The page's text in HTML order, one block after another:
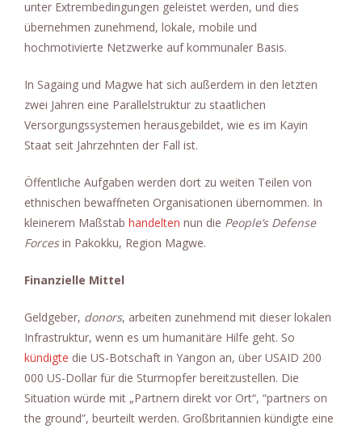
unter Extrembedingungen geleistet werden, und dies
übernehmen zunehmend, lokale, mobile und
hochmotivierte Netzwerke auf kommunaler Basis.
In Sagaing und Magwe hat sich außerdem in den letzten
zwei Jahren eine Parallelstruktur zu staatlichen
Versorgungssystemen herausgebildet, wie es im Kayin
Staat seit Jahrzehnten der Fall ist.
Öffentliche Aufgaben werden dort zu weiten Teilen von
ethnischen bewaffneten Organisationen übernommen. In
kleinerem Maßstab handelten nun die People’s Defense
Forcesin Pakokku, Region Magwe.
Finanzielle Mittel
Geldgeber, donors, arbeiten zunehmend mit dieser lokalen
Infrastruktur, wenn es um humanitäre Hilfe geht. So
kündigte die US-Botschaft in Yangon an, über USAID 200
000 US-Dollar für die Sturmopfer bereitzustellen. Die
Situation würde mit „Partnern direkt vor Ort“, “partners on
the ground”, beurteilt werden. Großbritannien kündigte eine